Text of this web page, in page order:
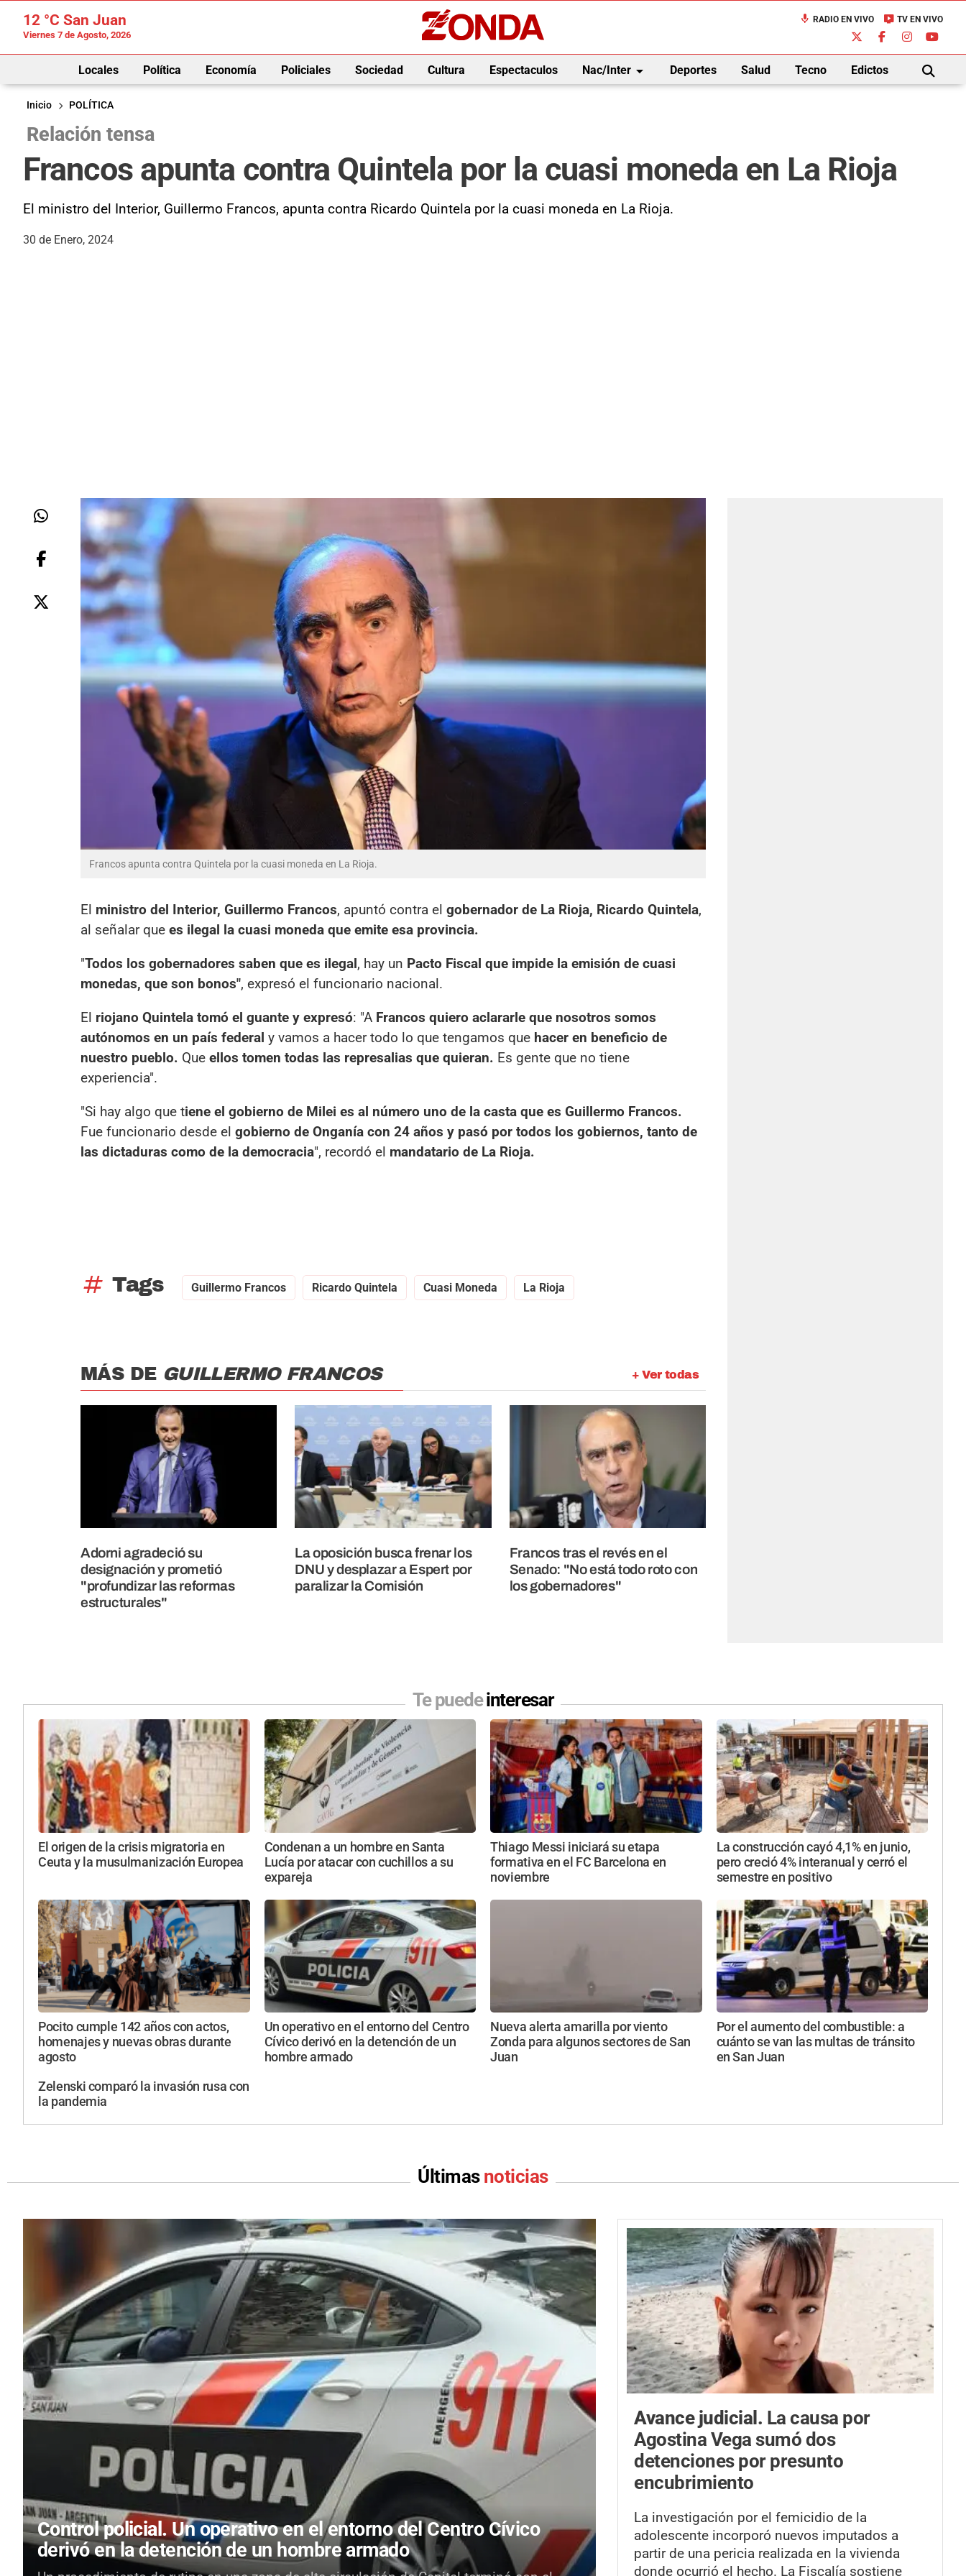
12 °C San Juan
Viernes 7 de Agosto, 2026
mic RADIO EN VIVO live_tv TV EN VIVO
Locales Política Economía Policiales Sociedad Cultura Espectaculos Nac/Interarrow_drop_down Deportes Salud Tecno Edictos
BUSCAR
Inicio
POLÍTICA
Relación tensa
Francos apunta contra Quintela por la cuasi moneda en La Rioja
El ministro del Interior, Guillermo Francos, apunta contra Ricardo Quintela por la cuasi moneda en La Rioja.
30 de Enero, 2024
Francos apunta contra Quintela por la cuasi moneda en La Rioja.
El ministro del Interior, Guillermo Francos, apuntó contra el gobernador de La Rioja, Ricardo Quintela,
al señalar que es ilegal la cuasi moneda que emite esa provincia.
"Todos los gobernadores saben que es ilegal, hay un Pacto Fiscal que impide la emisión de cuasi
monedas, que son bonos", expresó el funcionario nacional.
El riojano Quintela tomó el guante y expresó: "A Francos quiero aclararle que nosotros somos
autónomos en un país federal y vamos a hacer todo lo que tengamos que hacer en beneficio de
nuestro pueblo. Que ellos tomen todas las represalias que quieran. Es gente que no tiene
experiencia".
"Si hay algo que tiene el gobierno de Milei es al número uno de la casta que es Guillermo Francos.
Fue funcionario desde el gobierno de Onganía con 24 años y pasó por todos los gobiernos, tanto de
las dictaduras como de la democracia", recordó el mandatario de La Rioja.
tag Tags Guillermo Francos Ricardo Quintela Cuasi Moneda La Rioja
+ Ver todas
MÁS DE GUILLERMO FRANCOS
Adorni agradeció su
designación y prometió
"profundizar las reformas
estructurales"
La oposición busca frenar los
DNU y desplazar a Espert por
paralizar la Comisión
Francos tras el revés en el
Senado: "No está todo roto con
los gobernadores"
Te puedeinteresar
El origen de la crisis migratoria en
Ceuta y la musulmanización Europea
Condenan a un hombre en Santa
Lucía por atacar con cuchillos a su
expareja
Thiago Messi iniciará su etapa
formativa en el FC Barcelona en
noviembre
La construcción cayó 4,1% en junio,
pero creció 4% interanual y cerró el
semestre en positivo
Pocito cumple 142 años con actos,
homenajes y nuevas obras durante
agosto
Un operativo en el entorno del Centro
Cívico derivó en la detención de un
hombre armado
Nueva alerta amarilla por viento
Zonda para algunos sectores de San
Juan
Por el aumento del combustible: a
cuánto se van las multas de tránsito
en San Juan
Zelenski comparó la invasión rusa con
la pandemia
Últimas noticias
Control policial.Un operativo en el entorno del Centro Cívico
derivó en la detención de un hombre armado
Avance judicial. La causa por
Agostina Vega sumó dos
detenciones por presunto
encubrimiento
La investigación por el femicidio de la
adolescente incorporó nuevos imputados a
partir de una pericia realizada en la vivienda
donde ocurrió el hecho. La Fiscalía sostiene